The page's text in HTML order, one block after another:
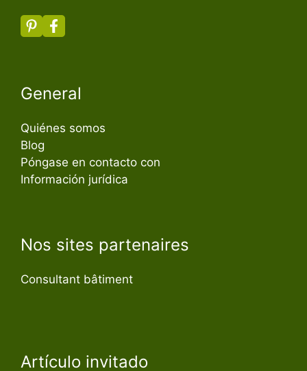
General
Quiénes somos
Blog
Póngase en contacto con
Información jurídica
Nos sites partenaires
Consultant bâtiment
Artículo invitado